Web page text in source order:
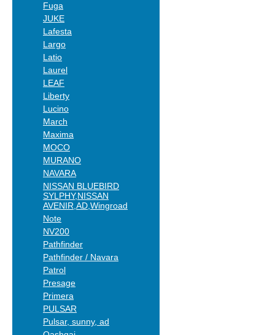
Fuga
JUKE
Lafesta
Largo
Latio
Laurel
LEAF
Liberty
Lucino
March
Maxima
MOCO
MURANO
NAVARA
NISSAN BLUEBIRD
SYLPHY,NISSAN
AVENIR,AD,Wingroad
Note
NV200
Pathfinder
Pathfinder / Navara
Patrol
Presage
Primera
PULSAR
Pulsar, sunny, ad